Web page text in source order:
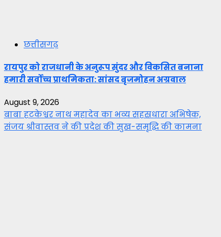
छत्तीसगढ़
रायपुर को राजधानी के अनुरूप सुंदर और विकसित बनाना
हमारी सर्वोच्च प्राथमिकता: सांसद बृजमोहन अग्रवाल
August 9, 2026
बाबा हटकेश्वर नाथ महादेव का भव्य सहस्रधारा अभिषेक,
संजय श्रीवास्तव ने की प्रदेश की सुख-समृद्धि की कामना